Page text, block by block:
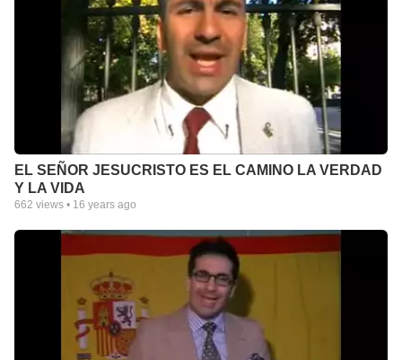
EL SEÑOR JESUCRISTO ES EL CAMINO LA VERDAD
Y LA VIDA
662 views • 16 years ago